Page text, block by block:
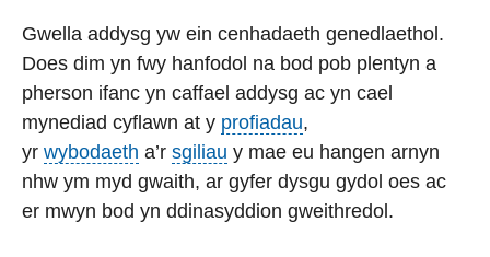
Gwella addysg yw ein cenhadaeth genedlaethol.
Does dim yn fwy hanfodol na bod pob plentyn a
pherson ifanc yn caffael addysg ac yn cael
mynediad cyflawn at y profiadau,
yr wybodaeth a’r sgiliau y mae eu hangen arnyn
nhw ym myd gwaith, ar gyfer dysgu gydol oes ac
er mwyn bod yn ddinasyddion gweithredol.